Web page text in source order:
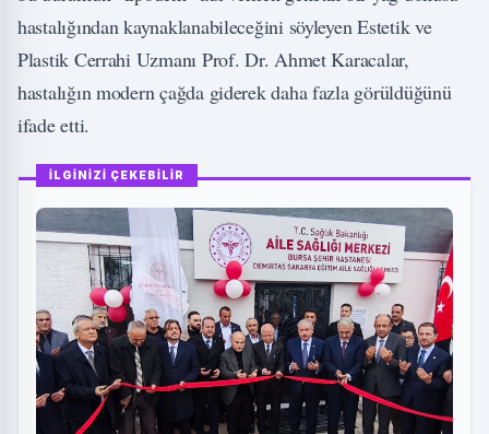
hastalığından kaynaklanabileceğini söyleyen Estetik ve
Plastik Cerrahi Uzmanı Prof. Dr. Ahmet Karacalar,
hastalığın modern çağda giderek daha fazla görüldüğünü
ifade etti.
İLGİNİZİ ÇEKEBİLİR